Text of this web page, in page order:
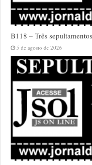
B118 – Três
5 de agosto de 2026